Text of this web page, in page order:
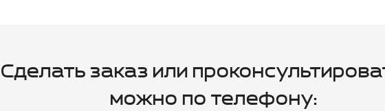
Сделать заказ или
можно по телефону: